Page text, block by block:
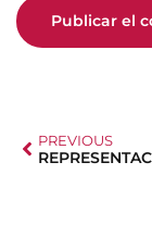
PREVIOUS